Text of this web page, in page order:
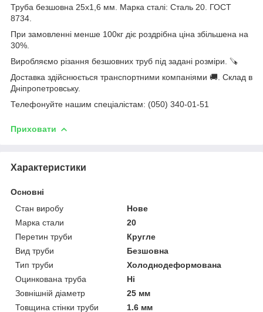
Труба безшовна 25x1,6 мм. Марка сталі: Сталь 20. ГОСТ
8734.
При замовленні менше 100кг діє роздрібна ціна збільшена на
30%.
Виробляємо різання безшовних труб під задані розміри. 🪚
Доставка здійснюється транспортними компаніями 🚚. Склад в
Дніпропетровську.
Телефонуйте нашим спеціалістам: (050) 340-01-51
Приховати
Характеристики
Основні
Стан виробу
Нове
Марка стали
20
Перетин труби
Кругле
Вид труби
Безшовна
Тип труби
Холоднодеформована
Оцинкована труба
Ні
Зовнішній діаметр
25 мм
Товщина стінки труби
1.6 мм